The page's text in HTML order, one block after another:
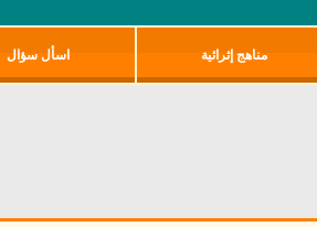
مناهج إثرائية اسأل سؤال